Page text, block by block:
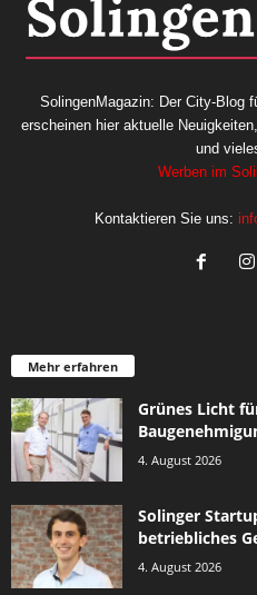
SolingenMagazin: Der City-Blog
erscheinen hier aktuelle
und
Werben im
Kontaktieren Sie uns:
Mehr erfahren
Grünes Licht
4. August 2026
Solinger
betriebliches
4. August 2026